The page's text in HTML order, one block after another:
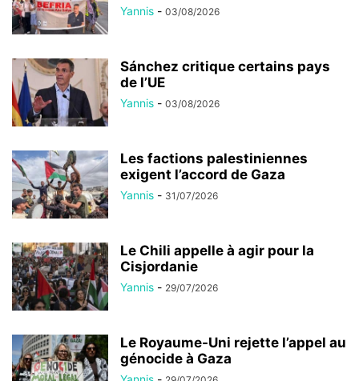
Yannis - 03/08/2026
Sánchez critique certains pays
de l’UE
Yannis - 03/08/2026
Les factions palestiniennes
exigent l’accord de Gaza
Yannis - 31/07/2026
Le Chili appelle à agir pour la
Cisjordanie
Yannis - 29/07/2026
Le Royaume-Uni rejette l’appel au
génocide à Gaza